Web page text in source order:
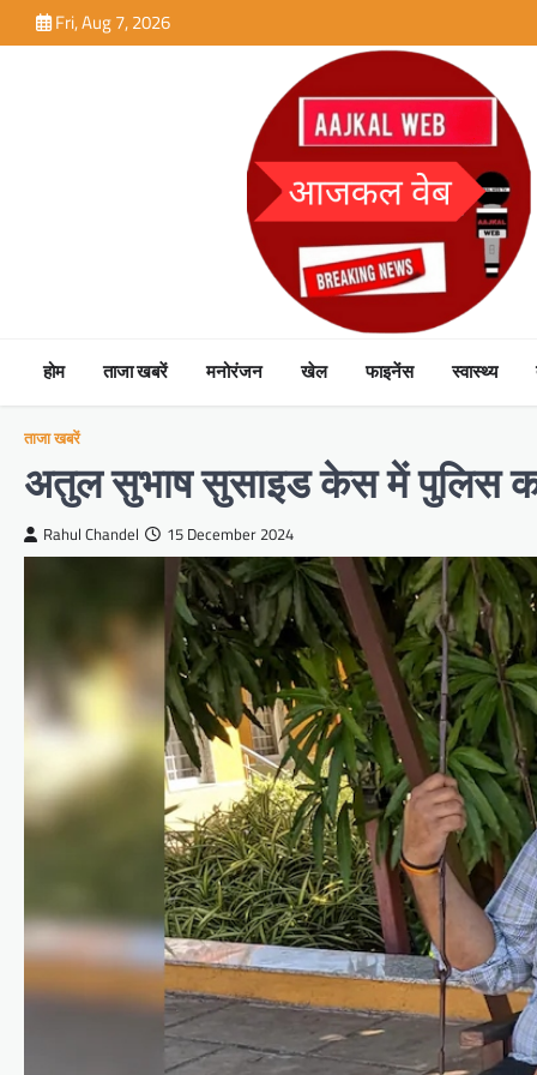
to
Fri, Aug 7, 2026
होम ताजा खबरें मनोरंजन खेल फाइनेंस स्वास्थ्य
ताजा खबरें
अतुल सुभाष सुसाइड केस में पुलिस का
Rahul Chandel 15 December 2024